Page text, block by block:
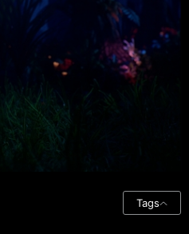
Tags